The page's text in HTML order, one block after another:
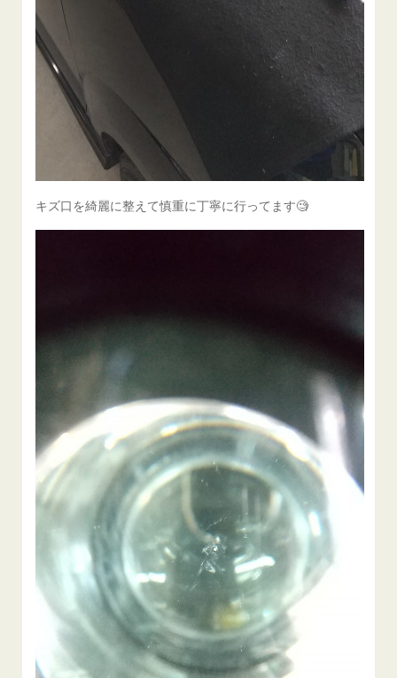
キズ口を綺麗に整えて慎重に丁寧に行ってます🧐